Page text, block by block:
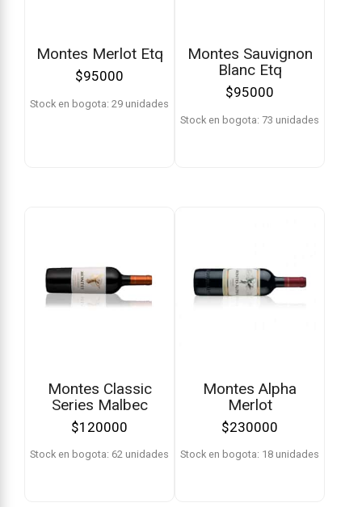
Montes Merlot Etq
$95000
Stock en bogota: 29 unidades
Montes Sauvignon
Blanc Etq
$95000
Stock en bogota: 73 unidades
Montes Classic
Series Malbec
$120000
Stock en bogota: 62 unidades
Montes Alpha
Merlot
$230000
Stock en bogota: 18 unidades